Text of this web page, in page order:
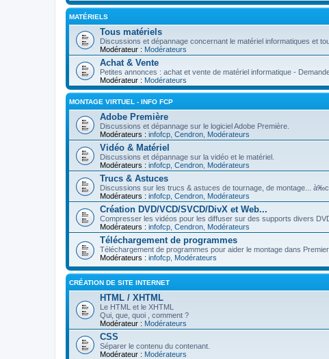
MATÉRIELS
Tous matériels
Discussions et dépannage concernant le matériel informatiques et
Modérateur : Modérateurs
Achat & Vente
Petites annonces : achat et vente de matériel informatique -
Modérateur : Modérateurs
MONTAGE VIRTUEL - INFO FCP
Adobe Première
Discussions et dépannage sur le logiciel Adobe Première.
Modérateurs : infofcp Cendron Modérateurs
Vidéo & Matériel
Discussions et dépannage sur la vidéo et le matériel.
Modérateurs : infofcp Cendron Modérateurs
Trucs & Astuces
Discussions sur les trucs & astuces de tournage, de montage...
Modérateurs : infofcp Cendron Modérateurs
Création DVD/VCD/SVCD/DivX et Web...
Compresser les vidéos pour les diffuser sur des supports divers
Modérateurs : infofcp Cendron Modérateurs
Téléchargement de programmes
Téléchargement de programmes pour aider le montage dans
Modérateurs : infofcp Modérateurs
CRÉATION DE SITE INTERNET
HTML / XHTML
Le HTML et le XHTML
Qui, que, quoi , comment ?
Modérateur : Modérateurs
CSS
Séparer le contenu du contenant.
Modérateur : Modérateurs